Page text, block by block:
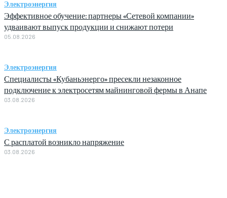
Электроэнергия
Эффективное обучение: партнеры «Сетевой компании»
удваивают выпуск продукции и снижают потери
05.08.2026
Электроэнергия
Специалисты «Кубаньэнерго» пресекли незаконное
подключение к электросетям майнинговой фермы в Анапе
03.08.2026
Электроэнергия
С расплатой возникло напряжение
03.08.2026